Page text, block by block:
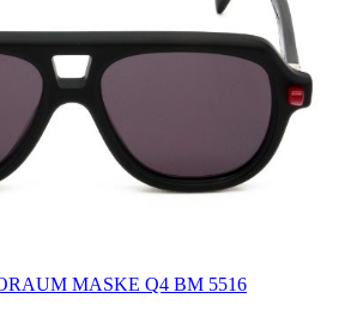
MASKE Q4 BM 5516